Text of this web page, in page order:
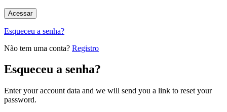
Esqueceu a senha?
Não tem uma conta? Registro
Esqueceu a senha?
Enter your account data and we will send you a link to reset your
password.